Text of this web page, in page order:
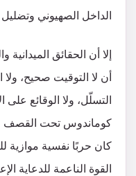
الداخل الصهيوني وتضليل
إلا أن الحقائق
أن لا التوقيت صحيح، ولا
التسلّل، ولا الوقائع
كوماندوس تحت القصف
كان حربًا نفسية موازية
القوة الناعمة للدعاية